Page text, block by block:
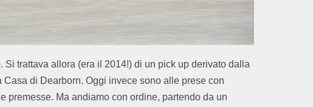
Si trattava allora (era il 2014!) di un pick up derivato dalla
di Dearborn. Oggi invece sono alle prese con
premesse. Ma andiamo con ordine, partendo da un